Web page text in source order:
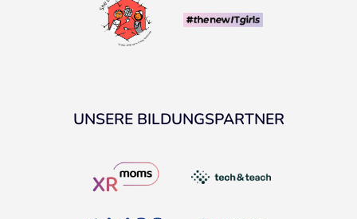
UNSERE BILDUNGSPARTNER